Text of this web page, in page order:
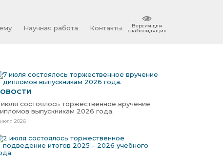
Научная работа Контакты Версия для
слабовидящих
июля состоялось торжественное вручение
выпускникам 2026 года.
2026